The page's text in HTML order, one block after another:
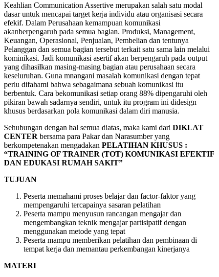
Keahlian Communication Assertive merupakan salah satu modal
dasar untuk mencapai target kerja individu atau organisasi secara
efekif. Dalam Perusahaan kemampuan komunikasi
akanberpengaruh pada semua bagian. Produksi, Management,
Keuangan, Operasional, Penjualan, Pembelian dan tentunya
Pelanggan dan semua bagian tersebut terkait satu sama lain melalui
kominikasi. Jadi komunikasi asertif akan berpengaruh pada output
yang dihasilkan masing-masing bagian atau perusahaan secara
keseluruhan. Guna mnangani masalah komunikasi dengan tepat
perlu difahami bahwa sebagaimana sebuah komunikasi itu
berbentuk. Cara bekomunikasi setiap orang 88% dipengaruhi oleh
pikiran bawah sadarnya sendiri, untuk itu program ini didesign
khusus berdasarkan pola komunikasi dalam diri manusia.
Sehubungan dengan hal semua diatas, maka kami dari DIKLAT
CENTER bersama para Pakar dan Narasumber yang
berkompetenakan mengadakan PELATIHAN KHUSUS :
“TRAINING OF TRAINER (TOT) KOMUNIKASI EFEKTIF
DAN EDUKASI RUMAH SAKIT”
TUJUAN
Peserta memahami proses belajar dan factor-faktor yang
mempengaruhi tercapainya sasaran pelatihan
Peserta mampu menyusun rancangan mengajar dan
mengembangkan teknik mengajar partisipatif dengan
menggunakan metode yang tepat
Peserta mampu memberikan pelatihan dan pembinaan di
tempat kerja dan memantau perkembangan kinerjanya
MATERI